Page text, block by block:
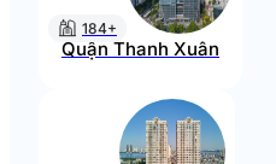
184+
Quận Thanh Xuân